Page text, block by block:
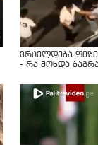
ვრცელდება
- რა მოხდა